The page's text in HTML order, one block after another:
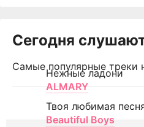
Сегодня
Самые популярные треки
Нежные ладони
ALMARY
Твоя любимая
Beautiful Boys